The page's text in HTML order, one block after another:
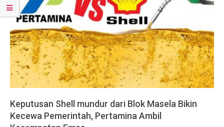
Keputusan Shell mundur dari Blok Masela Bikin
Kecewa Pemerintah, Pertamina Ambil